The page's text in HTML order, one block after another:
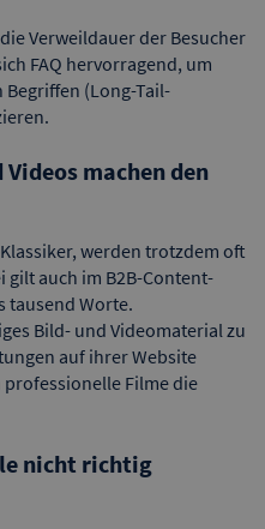
Verweildauer der Besucher
FAQ hervorragend, um
(Long-Tail-
machen den
werden trotzdem oft
auch im B2B-Content-
tausend Worte.
Bild- und Videomaterial zu
auf ihrer Website
Filme die
nicht richtig